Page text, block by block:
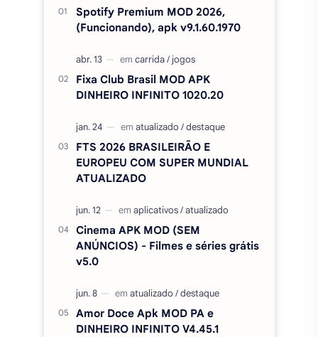
Spotify Premium MOD 2026,
(Funcionando), apk v9.1.60.1970
Fixa Club Brasil MOD APK
DINHEIRO INFINITO 1020.20
FTS 2026 BRASILEIRÃO E
EUROPEU COM SUPER MUNDIAL
ATUALIZADO
Cinema APK MOD (SEM
ANÚNCIOS) - Filmes e séries grátis
v5.0
Amor Doce Apk MOD PA e
DINHEIRO INFINITO V4.45.1